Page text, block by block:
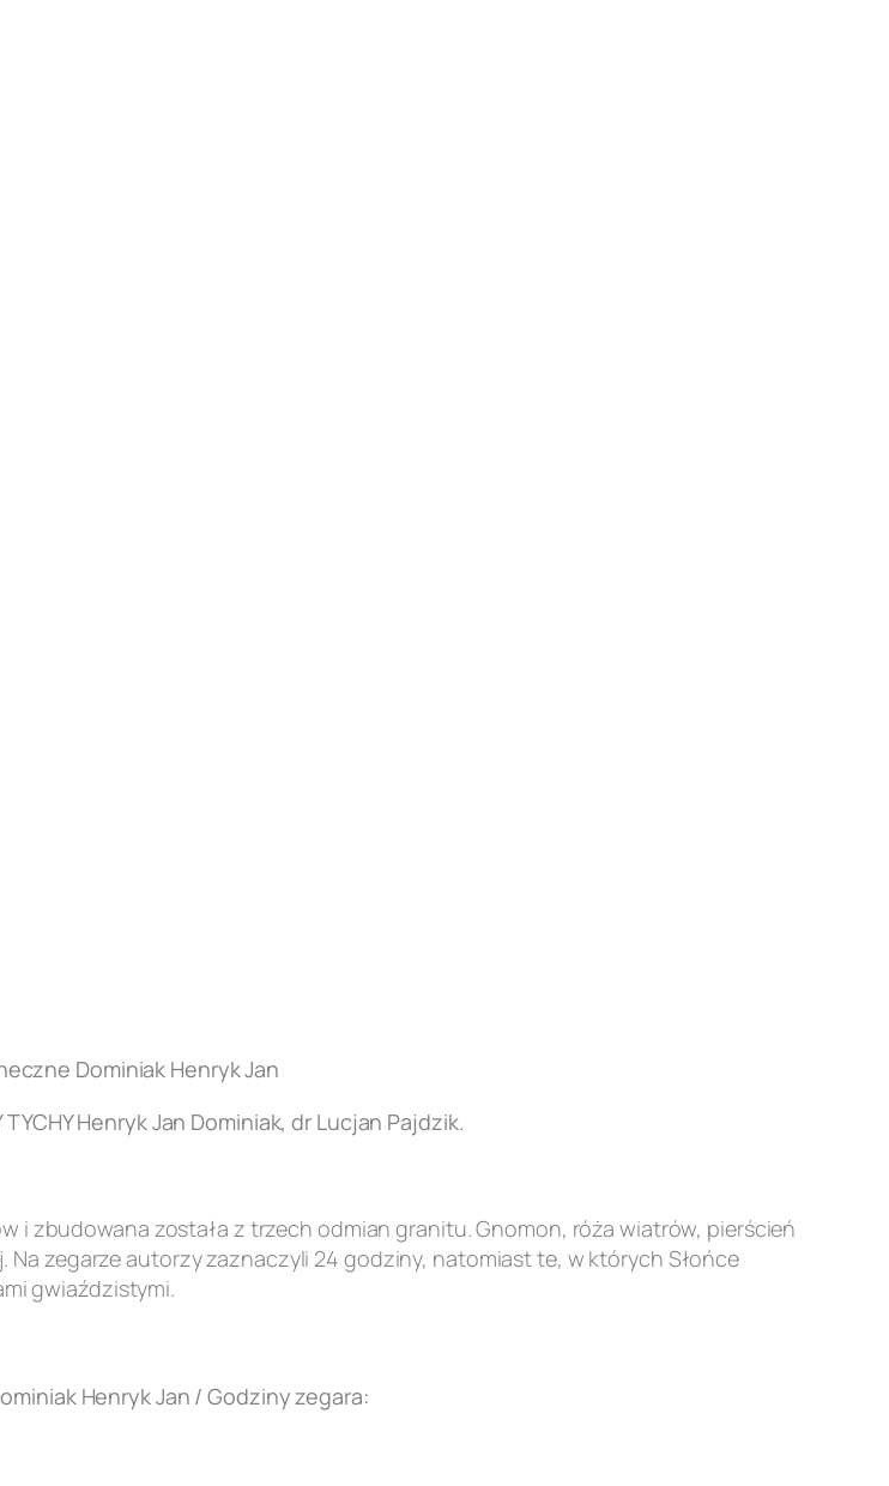
Dominiak Henryk Jan
TYCHY Henryk Jan Dominiak, dr Lucjan Pajdzik.
i zbudowana została z trzech odmian granitu. Gnomon, róża wiatrów, pierścień
zegarze autorzy zaznaczyli 24 godziny, natomiast te, w których Słońce
gwiaździstymi.
Henryk Jan / Godziny zegara: